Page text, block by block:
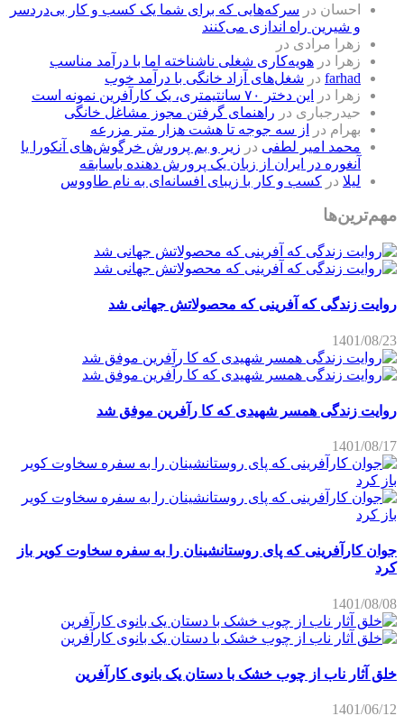
احسان در سرکه‌هایی که برای شما یک کسب و کار بی‌دردسر
و شیرین راه اندازی می‌کنند
زهرا مرادی در
زهرا
در هویه‌کاری شغلی ناشناخته اما با درآمد مناسب
farhad در شغل‌های آزاد خانگی با درآمد خوب
زهرا
در
این دختر ۷۰ سانتیمتری، یک کارآفرین نمونه است
حیدرجباری در راهنمای گرفتن مجوز مشاغل خانگی
بهرام در
از سه جوجه تا هشت هزار متر مزرعه
محمد امیر لطفی در زیر و بم پرورش خرگوش‌های آنکورا یا
آنغوره در ایران از زبان یک پرورش دهنده باسابقه
لیلا در کسب و کار با زیبای افسانه‌ای به نام طاووس
مهم‌ترین‌ها
روایت زندگی که آفرینی که محصولاتش جهانی شد
1401/08/23
روایت زندگی همسر شهیدی که کا رآفرین موفق شد
1401/08/17
جوان کارآفرینی که پای روستانشینان را به سفره سخاوت کویر باز
کرد
1401/08/08
خلق آثار ناب از چوب خشک با دستان یک بانوی کارآفرین
1401/06/12